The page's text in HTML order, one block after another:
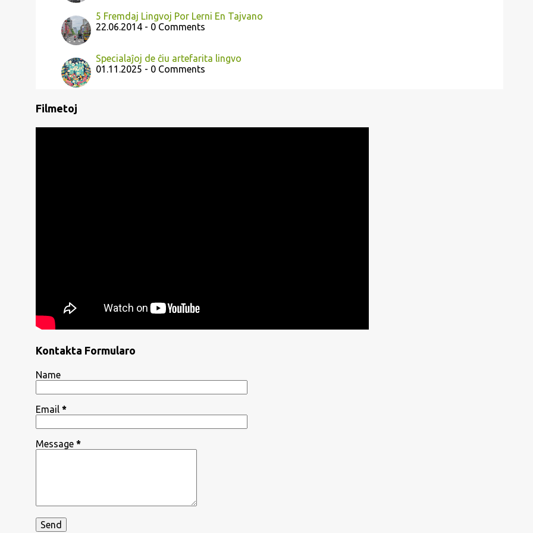
5 Fremdaj Lingvoj Por Lerni En Tajvano
22.06.2014 - 0 Comments
Specialaĵoj de ĉiu artefarita lingvo
01.11.2025 - 0 Comments
Filmetoj
Kontakta Formularo
Name
Email *
Message *